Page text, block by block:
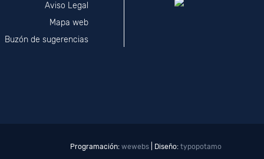
Aviso Legal
Mapa web
Buzón de sugerencias
Programación: wewebs | Diseño: typopotamo